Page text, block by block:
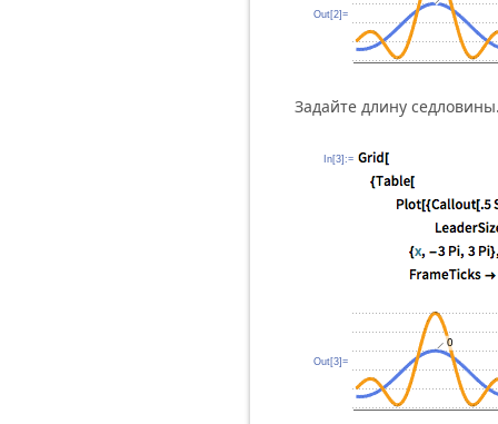
Out[2]=
Задайте длину
In[3]:=
Out[3]=